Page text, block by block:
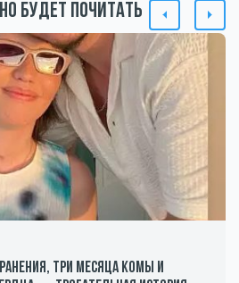
будет почитать
три месяца комы и